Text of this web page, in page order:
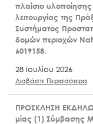
πλαίσιο
λειτουργίας της
Συστήματος
δομών περιοχών
6019158.
28 Ιουλίου 2026
Διαβάστε Περισσότερα
ΠΡΟΣΚΛΗΣΗ
μίας (1) Σύμβασης